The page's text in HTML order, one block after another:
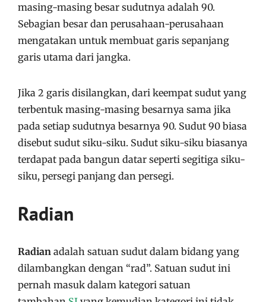
masing-masing besar sudutnya adalah 90.
Sebagian besar dan perusahaan-perusahaan
mengatakan untuk membuat garis sepanjang
garis utama dari jangka.
Jika 2 garis disilangkan, dari keempat sudut yang
terbentuk masing-masing besarnya sama jika
pada setiap sudutnya besarnya 90. Sudut 90 biasa
disebut sudut siku-siku. Sudut siku-siku biasanya
terdapat pada bangun datar seperti segitiga siku-
siku, persegi panjang dan persegi.
Radian
Radian adalah satuan sudut dalam bidang yang
dilambangkan dengan “rad”. Satuan sudut ini
pernah masuk dalam kategori satuan